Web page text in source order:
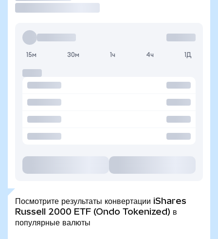
15м 30м 1ч 4ч 1Д
Посмотрите результаты конвертации iShares
Russell 2000 ETF (Ondo Tokenized) в
популярные валюты